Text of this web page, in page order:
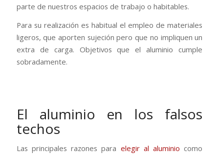
parte de nuestros espacios de trabajo o habitables.
Para su realización es habitual el empleo de materiales
ligeros, que aporten sujeción pero que no impliquen un
extra de carga. Objetivos que el aluminio cumple
sobradamente.
El aluminio en los falsos
techos
Las principales razones para elegir al aluminio como